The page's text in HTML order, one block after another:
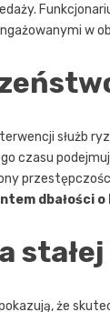
w
służb
czasu
dbałości
że